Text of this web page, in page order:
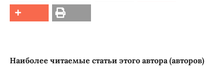
Наиболее читаемые статьи этого автора (авторов)